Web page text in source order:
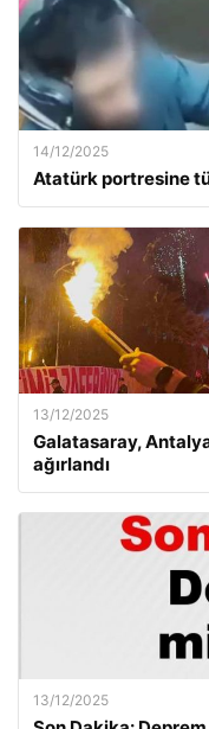
14/12/2025
Atatürk portresine
13/12/2025
Galatasaray,
ağırlandı
13/12/2025